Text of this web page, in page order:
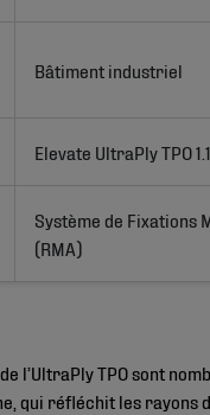
Bâtiment industriel
Elevate UltraPly TPO
Système de Fixations
(RMA)
l’UltraPly TPO sont
qui réfléchit les rayons